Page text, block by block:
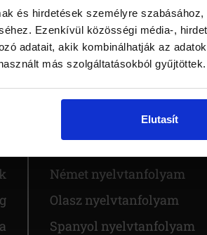
és hirdetések személyre
Ezenkívül közösségi média-,
adatait, akik kombinálhatják az
más szolgáltatásokból gyűjtöttek.
Elutasít
kérdéstípusokat, és
felkészültség magabiztosságot ad
Német nyelvtanfolyam
Olasz nyelvtanfolyam
Spanyol nyelvtanfolyam